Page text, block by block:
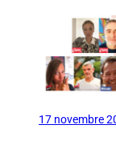
17 novembre